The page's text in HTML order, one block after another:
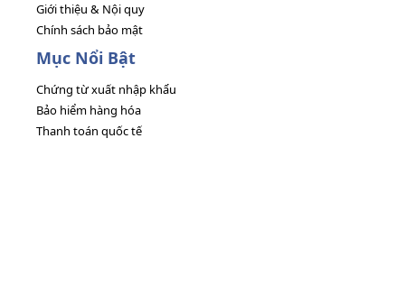
Giới thiệu & Nội quy
Chính sách bảo mật
Mục Nổi Bật
Chứng từ xuất nhập khẩu
Bảo hiểm hàng hóa
Thanh toán quốc tế